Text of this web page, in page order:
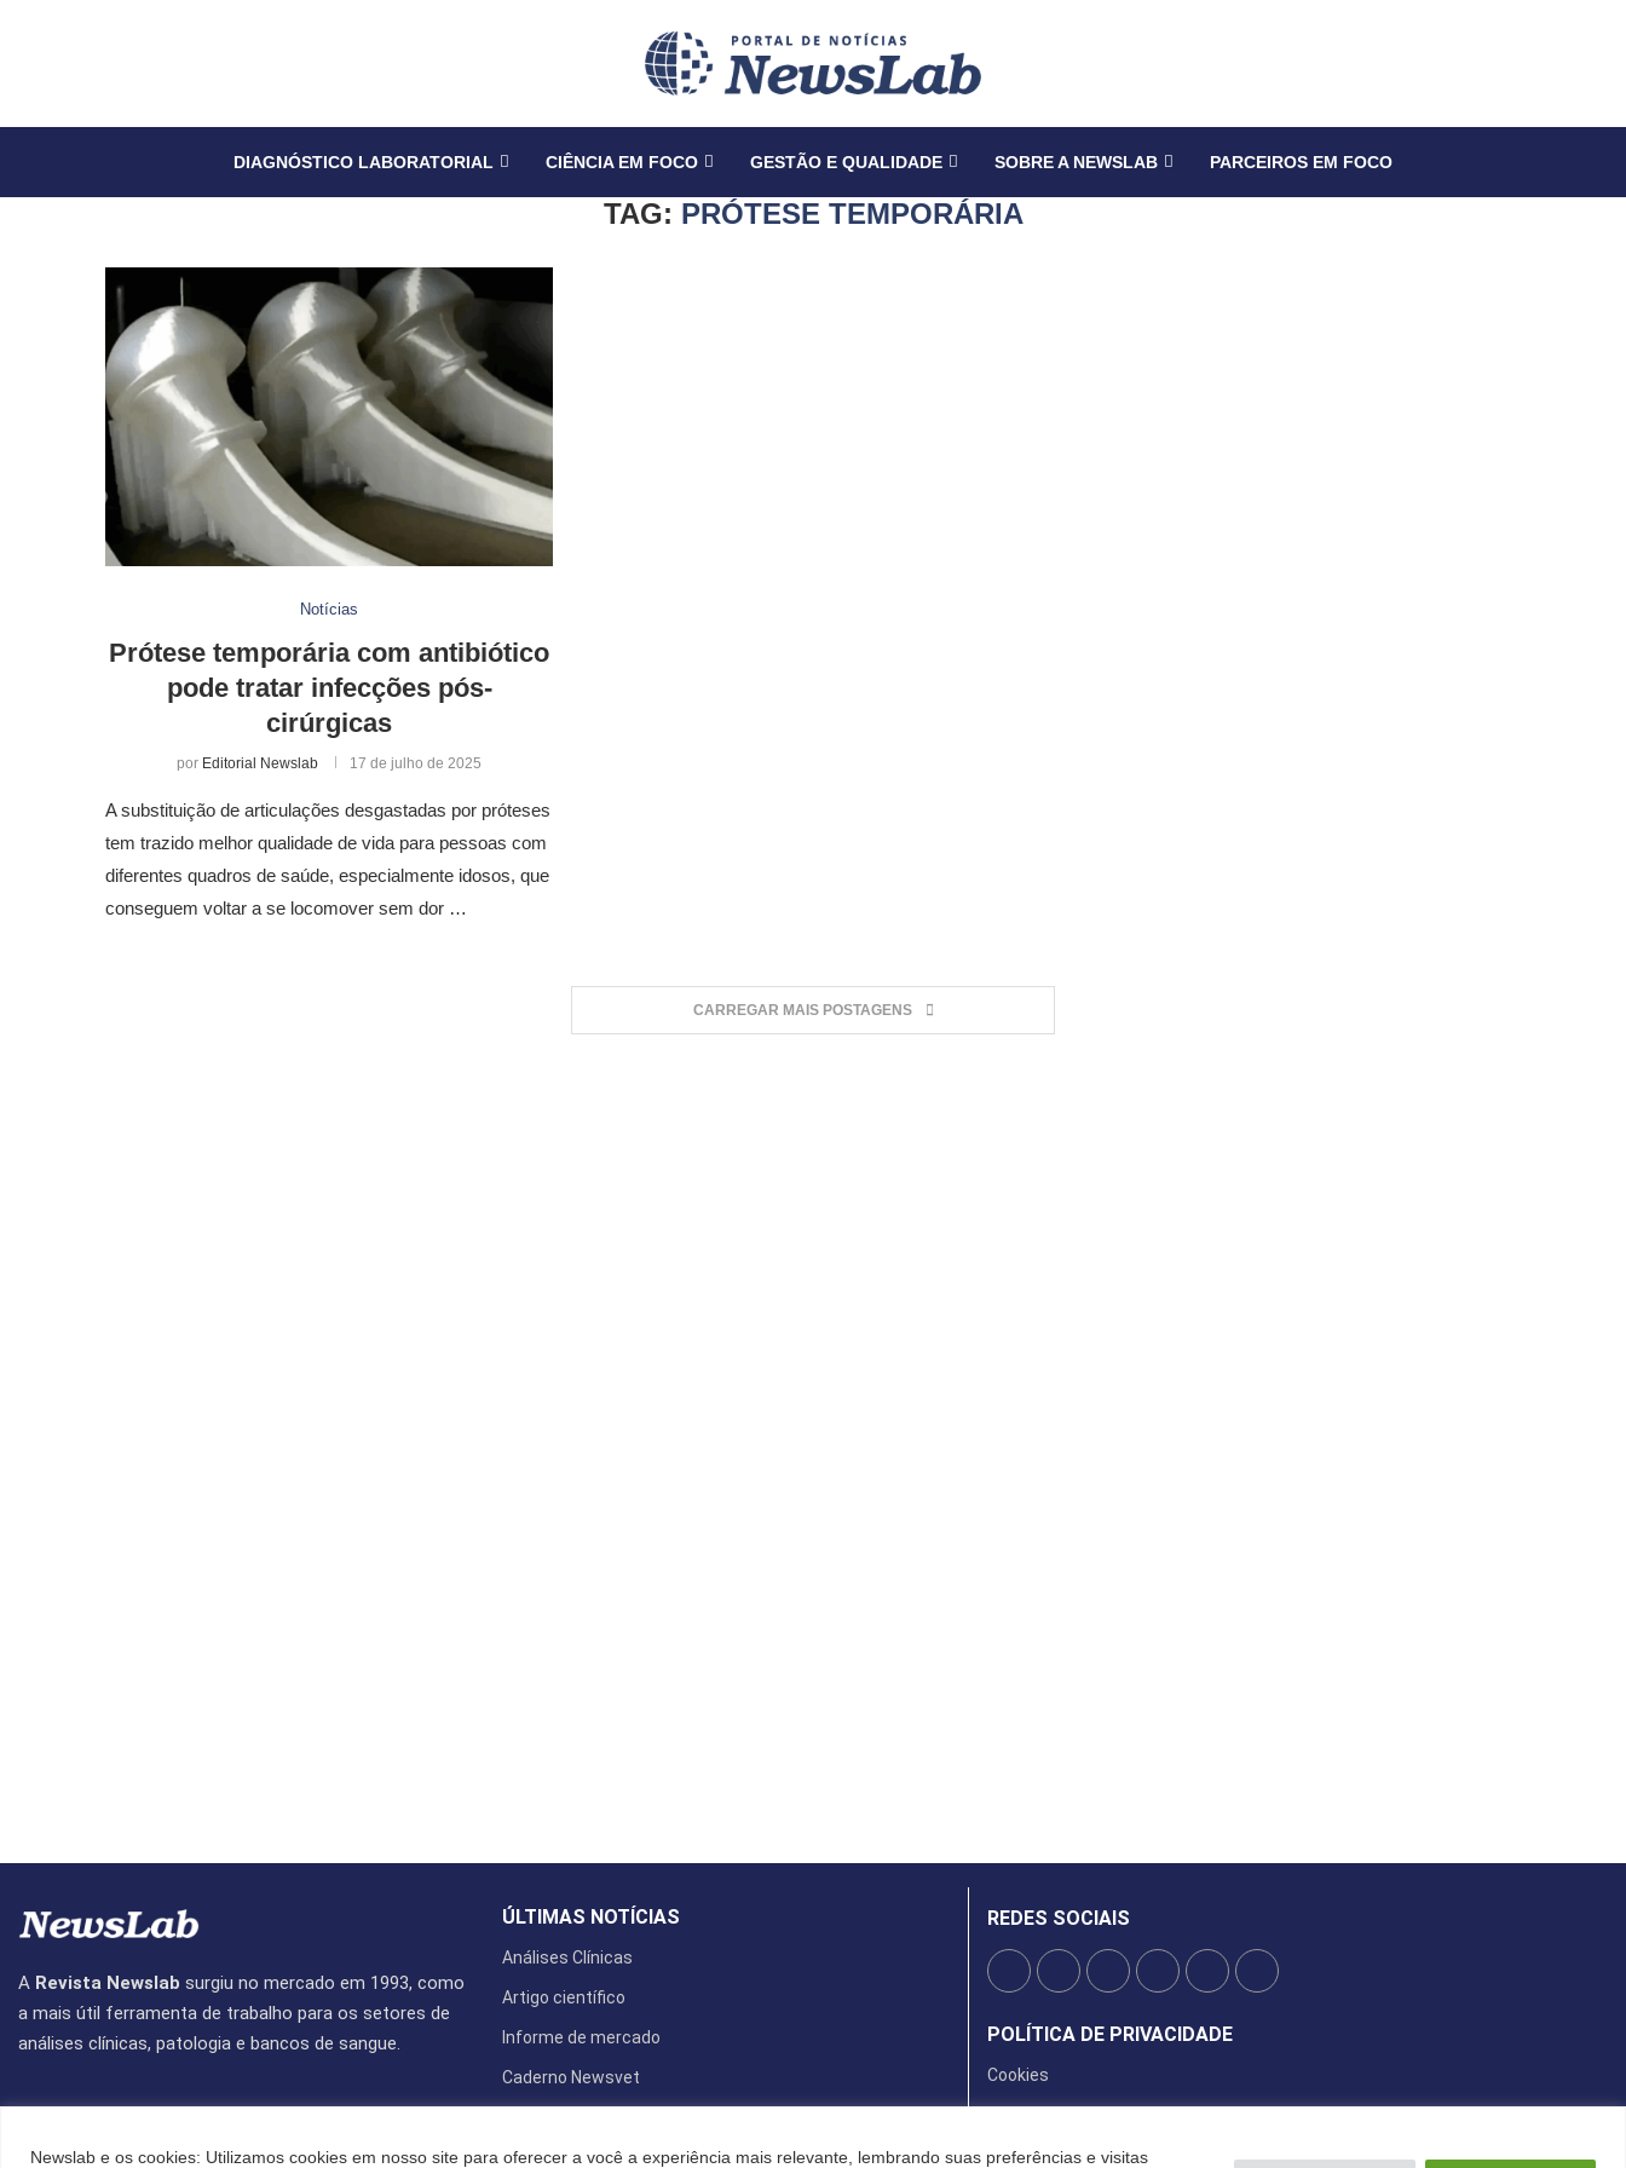
Newslab e os cookies: Utilizamos cookies em nosso site para oferecer a você a experiência mais relevante, lembrando suas preferências e visitas
DIAGNÓSTICO LABORATORIAL CIÊNCIA EM FOCO GESTÃO E QUALIDADE SOBRE A NEWSLAB PARCEIROS EM FOCO
TAG: PRÓTESE TEMPORÁRIA
Notícias
Prótese temporária com antibiótico
pode tratar infecções pós-
cirúrgicas
por Editorial Newslab 17 de julho de 2025
A substituição de articulações desgastadas por próteses
tem trazido melhor qualidade de vida para pessoas com
diferentes quadros de saúde, especialmente idosos, que
conseguem voltar a se locomover sem dor …
CARREGAR MAIS POSTAGENS
A Revista Newslab surgiu no mercado em 1993, como
a mais útil ferramenta de trabalho para os setores de
análises clínicas, patologia e bancos de sangue.
ÚLTIMAS NOTÍCIAS
Análises Clínicas
Artigo científico
Informe de mercado
Caderno Newsvet
REDES SOCIAIS
POLÍTICA DE PRIVACIDADE
Cookies